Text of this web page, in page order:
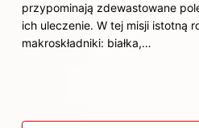
przypominają zdewastowane
ich uleczenie. W tej misji istotną
makroskładniki: białka,…